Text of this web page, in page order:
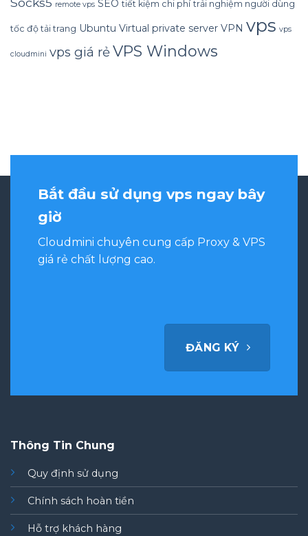
remote vps SEO tiết kiệm chi phí trải nghiệm người dùng
tốc độ tải trang Ubuntu Virtual private server VPN vps vps
cloudmini vps giá rẻVPS Windows
Bắt đầu sử dụng vps ngay bây
giờ
Cloudmini chuyên cung cấp Proxy & VPS
giá rẻ chất lượng cao.
ĐĂNG KÝ
Thông Tin Chung
Quy định sử dụng
Chính sách hoàn tiền
Hỗ trợ khách hàng